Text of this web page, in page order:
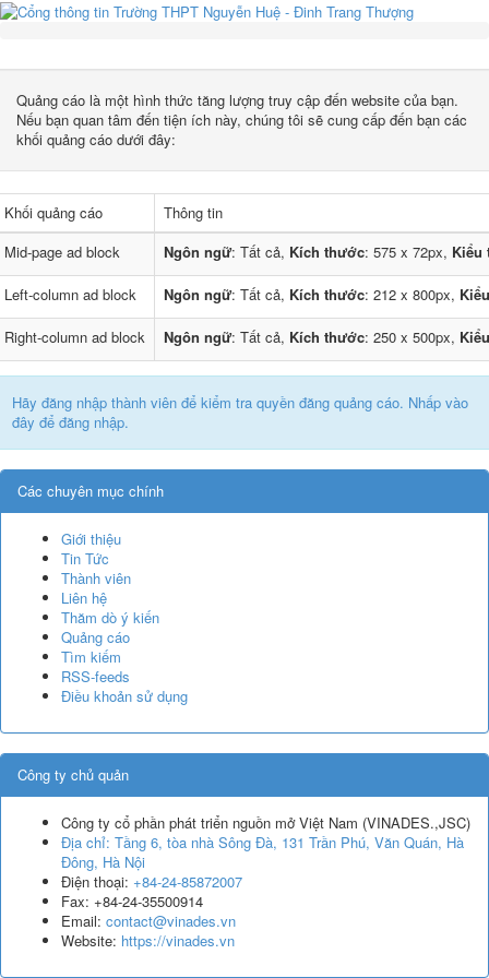
Quảng cáo là một hình thức tăng lượng truy cập đến website của bạn.
Nếu bạn quan tâm đến tiện ích này, chúng tôi sẽ cung cấp đến bạn các
khối quảng cáo dưới đây:
Khối quảng cáo
Thông tin
Mid-page ad block
Ngôn ngữ: Tất cả, Kích thước: 575 x 72px, Kiểu
Left-column ad block Ngôn ngữ: Tất cả, Kích thước: 212 x 800px,
Right-column ad block Ngôn ngữ: Tất cả, Kích thước: 250 x 500px,
Hãy đăng nhập thành viên để kiểm tra quyền đăng quảng cáo. Nhấp vào
đây để đăng nhập.
Các chuyên mục chính
Giới thiệu
Tin Tức
Thành viên
Liên hệ
Thăm dò ý kiến
Quảng cáo
Tìm kiếm
RSS-feeds
Điều khoản sử dụng
Công ty chủ quản
Công ty cổ phần phát triển nguồn mở Việt Nam (VINADES.,JSC)
Địa chỉ: Tầng 6, tòa nhà Sông Đà, 131 Trần Phú, Văn Quán, Hà
Đông, Hà Nội
Điện thoại: +84-24-85872007
Fax: +84-24-35500914
Email: contact@vinades.vn
Website: https://vinades.vn